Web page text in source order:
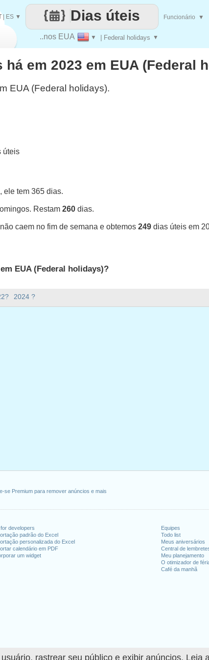
rastrear seu público e exibir anúncios. Leia
se Premium para remover anúncios e mais
developers
padrão do Excel
personalizada do Excel
calendário em PDF
um widget
Equipes
Todo list
Meus aniversários
Central de
Meu planejamento
O otimizador de
Café da manhã
..nos EUA ▼ | Federal holidays ▼
Dias úteis
| ES ▼ Funcionário ▼
2024 ?
em 2023 em EUA (Federal
EUA (Federal holidays).
úteis
ele tem 365 dias.
Restam 260 dias.
caem no fim de semana e obtemos 249 dias úteis em
EUA (Federal holidays)?
em 2023?
4, 2023
9, 2023
feira, novembro 10, 2023
25, 2023
semana